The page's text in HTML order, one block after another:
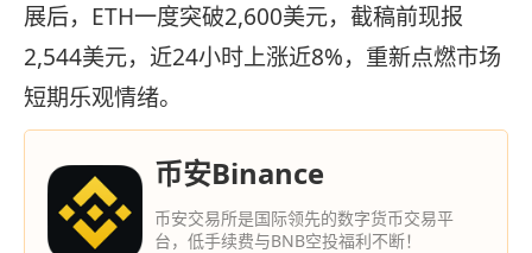
展后，ETH一度突破2,600美元，截稿前现报
2,544美元，近24小时上涨近8%，重新点燃市场
短期乐观情绪。
币安Binance
币安交易所是国际领先的数字货币交易平
台，低手续费与BNB空投福利不断！